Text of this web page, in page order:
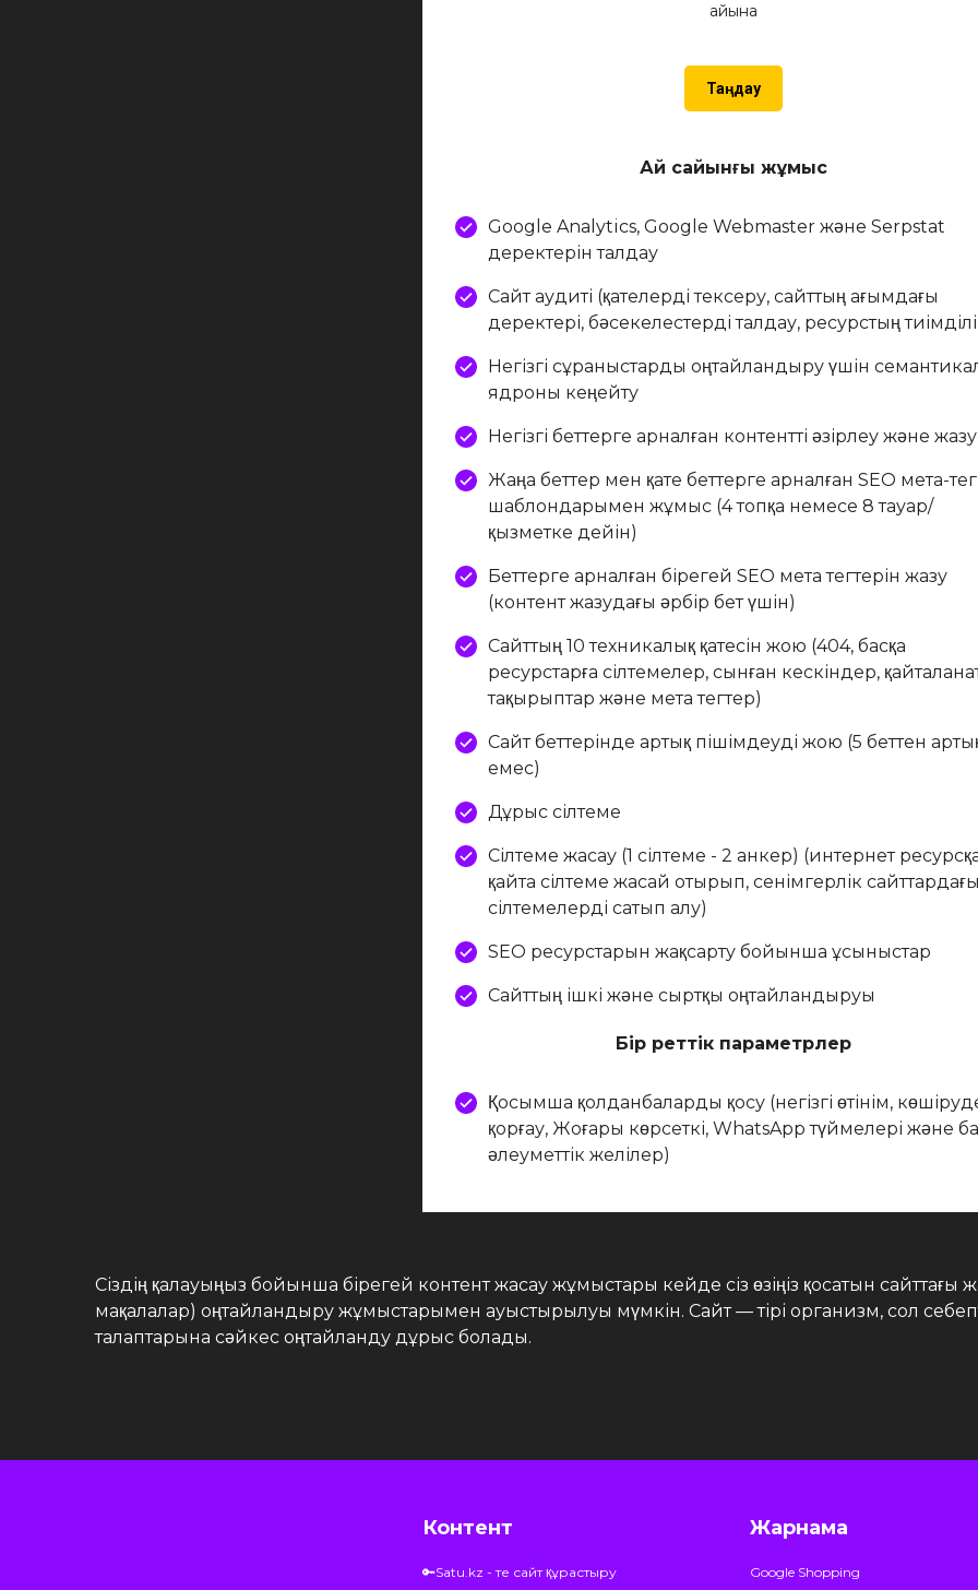
айына
Таңдау
Ай сайынғы жұмыс
Google Analytics, Google Webmaster және Serpstat
деректерін талдау
Сайт аудиті (қателерді тексеру, сайттың ағымдағы
деректері, бәсекелестерді талдау, ресурстың
Негізгі сұраныстарды оңтайландыру үшін
ядроны кеңейту
Негізгі беттерге арналған контентті әзірлеу және жазу
Жаңа беттер мен қате беттерге арналған SEO мета-тег
шаблондарымен жұмыс (4 топқа немесе 8 тауар/
қызметке дейін)
Беттерге арналған бірегей SEO мета тегтерін жазу
(контент жазудағы әрбір бет үшін)
Сайттың 10 техникалық қатесін жою (404, басқа
ресурстарға сілтемелер, сынған кескіндер,
тақырыптар және мета тегтер)
Сайт беттерінде артық пішімдеуді жою (5 беттен
емес)
Дұрыс сілтеме
Сілтеме жасау (1 сілтеме - 2 анкер) (интернет
қайта сілтеме жасай отырып, сенімгерлік сайттардағы
сілтемелерді сатып алу)
SEO ресурстарын жақсарту бойынша ұсыныстар
Сайттың ішкі және сыртқы оңтайландыруы
Бір реттік параметрлер
Қосымша қолданбаларды қосу (негізгі өтінім,
қорғау, Жоғары көрсеткі, WhatsApp түймелері және
әлеуметтік желілер)
Сіздің қалауыңыз бойынша бірегей контент жасау жұмыстары кейде сіз өзіңіз қосатын сайттағы
мақалалар) оңтайландыру жұмыстарымен ауыстырылуы мүмкін. Сайт — тірі организм, сол
талаптарына сәйкес оңтайланду дұрыс болады.
Контент
🔑Satu.kz - те сайт құрастыру
Жарнама
Google Shopping